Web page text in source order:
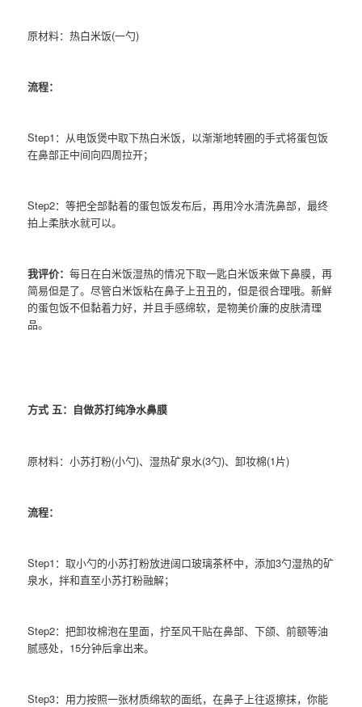
原材料：热白米饭(一勺)
流程：
Step1：从电饭煲中取下热白米饭，以渐渐地转圈的手式将蛋包饭
在鼻部正中间向四周拉开；
Step2：等把全部黏着的蛋包饭发布后，再用冷水清洗鼻部，最终
拍上柔肤水就可以。
我评价：每日在白米饭湿热的情况下取一匙白米饭来做下鼻膜，再
简易但是了。尽管白米饭粘在鼻子上丑丑的，但是很合理哦。新鮮
的蛋包饭不但黏着力好，并且手感绵软，是物美价廉的皮肤清理
品。
方式 五：自做苏打纯净水鼻膜
原材料：小苏打粉(小勺)、湿热矿泉水(3勺)、卸妆棉(1片)
流程：
Step1：取小勺的小苏打粉放进阔口玻璃茶杯中，添加3勺湿热的矿
泉水，拌和直至小苏打粉融解；
Step2：把卸妆棉泡在里面，拧至风干贴在鼻部、下颌、前额等油
腻感处，15分钟后拿出来。
Step3：用力按照一张材质绵软的面纸，在鼻子上往返擦抹，你能